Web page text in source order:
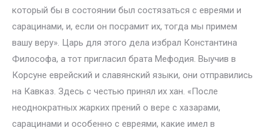
который бы в состоянии был состязаться с евреями и
сарацинами, и, если он посрамит их, тогда мы примем
вашу веру». Царь для этого дела избрал Константина
Философа, а тот пригласил брата Мефодия. Выучив в
Корсуне еврейский и славянский языки, они отправились
на Кавказ. Здесь с честью принял их хан. «После
неоднократных жарких прений о вере с хазарами,
сарацинами и особенно с евреями, какие имел в